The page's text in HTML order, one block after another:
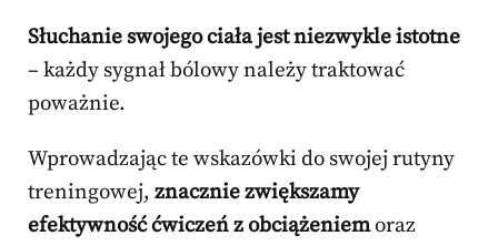
Słuchanie swojego ciała jest niezwykle istotne
– każdy sygnał bólowy należy traktować
poważnie.
Wprowadzając te wskazówki do swojej rutyny
treningowej, znacznie zwiększamy
efektywność ćwiczeń z obciążeniemoraz